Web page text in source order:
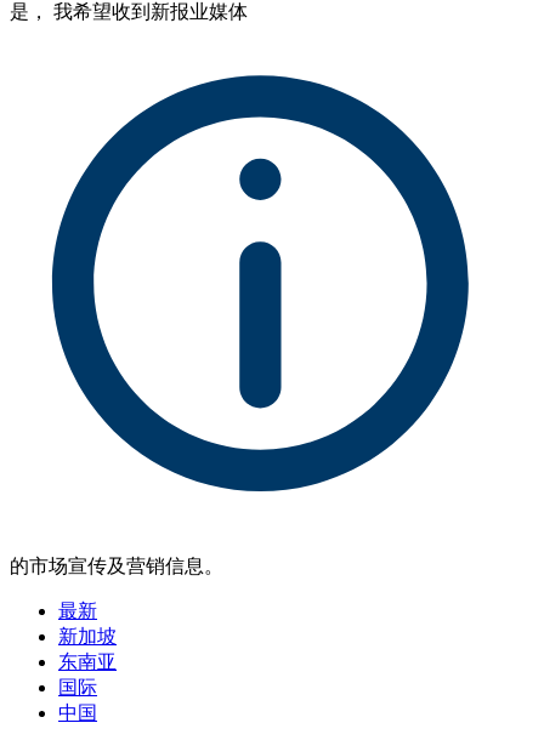
是， 我希望收到新报业媒体
的市场宣传及营销信息。
最新
新加坡
东南亚
国际
中国